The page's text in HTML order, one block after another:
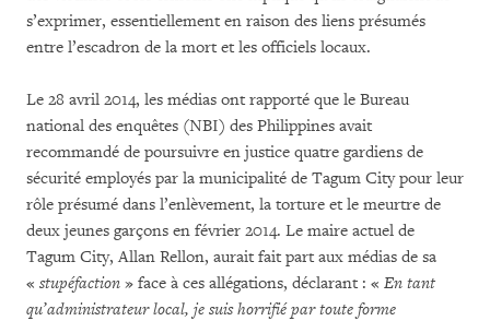
s’exprimer, essentiellement en raison des liens présumés
entre l’escadron de la mort et les officiels locaux.
Le 28 avril 2014, les médias ont rapporté que le Bureau
national des enquêtes (NBI) des Philippines avait
recommandé de poursuivre en justice quatre gardiens de
sécurité employés par la municipalité de Tagum City pour leur
rôle présumé dans l’enlèvement, la torture et le meurtre de
deux jeunes garçons en février 2014. Le maire actuel de
Tagum City, Allan Rellon, aurait fait part aux médias de sa
« stupéfaction » face à ces allégations, déclarant : « En tant
qu’administrateur local, je suis horrifié par toute forme